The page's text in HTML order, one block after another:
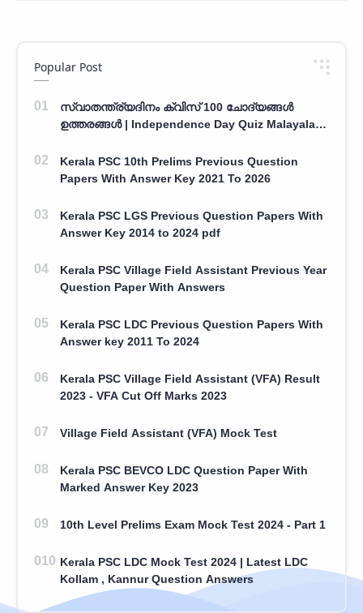
Popular Post
സ്വാതന്ത്ര്യദിനം ക്വിസ് 100 ചോദ്യങ്ങൾ
ഉത്തരങ്ങൾ | Independence Day Quiz Malayalam
Kerala PSC 10th Prelims Previous Question
Papers With Answer Key 2021 To 2026
Kerala PSC LGS Previous Question Papers With
Answer Key 2014 to 2024 pdf
Kerala PSC Village Field Assistant Previous Year
Question Paper With Answers
Kerala PSC LDC Previous Question Papers With
Answer key 2011 To 2024
Kerala PSC Village Field Assistant (VFA) Result
2023 - VFA Cut Off Marks 2023
Village Field Assistant (VFA) Mock Test
Kerala PSC BEVCO LDC Question Paper With
Marked Answer Key 2023
10th Level Prelims Exam Mock Test 2024 - Part 1
Kerala PSC LDC Mock Test 2024 | Latest LDC
Kollam , Kannur Question Answers